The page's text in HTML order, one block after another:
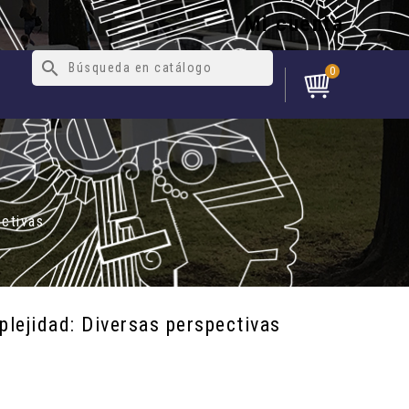
Mi cuenta
0
search
Diversas perspectivas